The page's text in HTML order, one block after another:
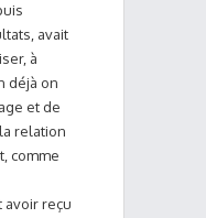
avait
à
déjà on
et de
relation
comme
avoir reçu